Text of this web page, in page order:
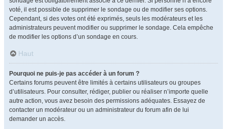
voté, il est possible de supprimer le sondage ou de modifier ses options.
Cependant, si des votes ont été exprimés, seuls les modérateurs et les
administrateurs peuvent modifier ou supprimer le sondage. Cela empêche
de modifier les options d’un sondage en cours.
Haut
Pourquoi ne puis-je pas accéder à un forum ?
Certains forums peuvent être limités à certains utilisateurs ou groupes
d’utilisateurs. Pour consulter, rédiger, publier ou réaliser n’importe quelle
autre action, vous avez besoin des permissions adéquates. Essayez de
contacter un modérateur ou un administrateur du forum afin de lui
demander un accès.